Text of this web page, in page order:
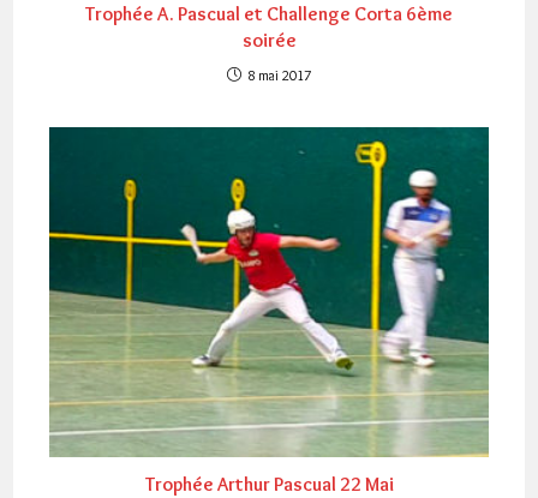
Trophée A. Pascual et Challenge Corta 6ème
soirée
8 mai 2017
Trophée Arthur Pascual 22 Mai